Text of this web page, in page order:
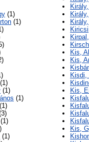
(1)
(1)
(1)
(1)
(1)
(1)
(1)
(1)
Kis,
Kis,
Kisdi,
Kis,
Kis,